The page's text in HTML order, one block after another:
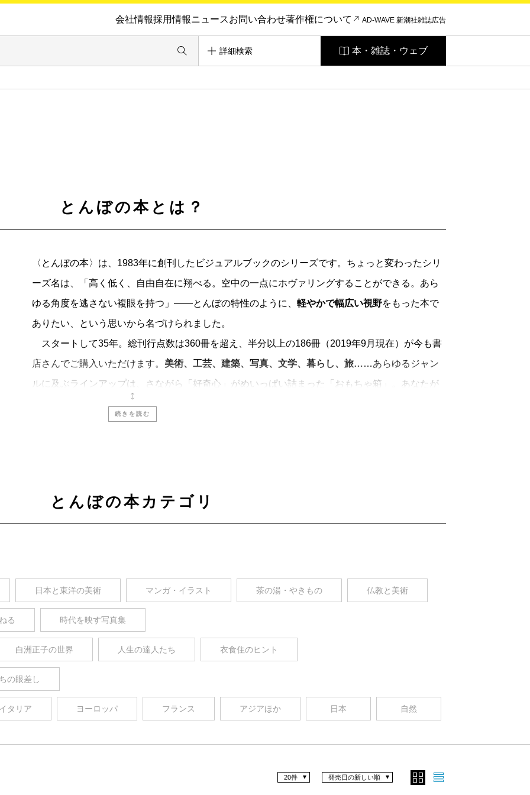
会社情報採用情報ニュースお問い合わせ著作権について AD-WAVE 新潮社雑誌広告
詳細検索 本・雑誌・ウェブ
とんぼの本とは？
〈とんぼの本〉は、1983年に創刊したビジュアルブックのシリーズです。ちょっと変わったシリ
ーズ名は、「高く低く、自由自在に翔べる。空中の一点にホヴァリングすることができる。あら
ゆる角度を逃さない複眼を持つ」――とんぼの特性のように、 軽やかで幅広い視野をもった本で
ありたい、という思いから名づけられました。
スタートして35年。総刊行点数は360冊を超え、半分以上の186冊（2019年9月現在）が今も書
店さんでご購入いただけます。 美術、工芸、建築、写真、文学、暮らし、旅……あらゆるジャン
ルに及ぶラインアップは、さながら「好奇心」がめいっぱい詰まった「おもちゃ箱」。あなたが
〈とんぼの本〉は、
続きを読む
とんぼの本カテゴリ
日本と東洋の美術 マンガ・イラスト 茶の湯・やきもの 仏教と美術
る 時代を映す写真集
白洲正子の世界 人生の達人たち 衣食住のヒント
の眼差し
タリア ヨーロッパ フランス アジアほか 日本 自然
発売日の新しい順
20件